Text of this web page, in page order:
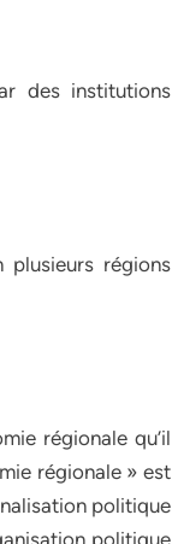
des institutions
plusieurs régions
régionale qu’il
régionale » est
politique
politique